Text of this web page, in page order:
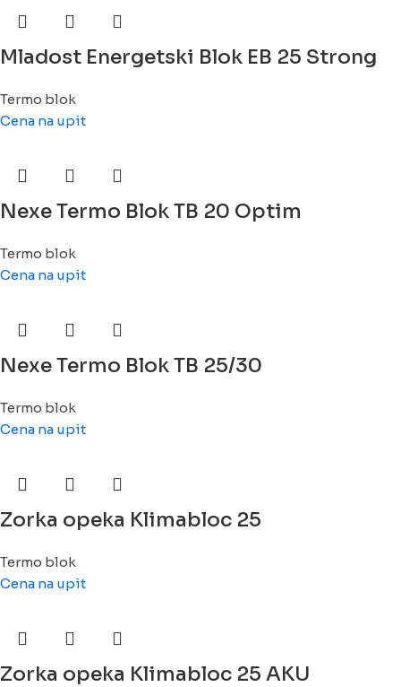
Mladost Energetski Blok EB 25 Strong
Termo blok
Cena na upit
Nexe Termo Blok TB 20 Optim
Termo blok
Cena na upit
Nexe Termo Blok TB 25/30
Termo blok
Cena na upit
Zorka opeka Klimabloc 25
Termo blok
Cena na upit
Zorka opeka Klimabloc 25 AKU